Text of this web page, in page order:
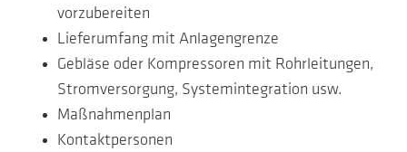
vorzubereiten
Lieferumfang mit Anlagengrenze
Gebläse oder Kompressoren mit Rohrleitungen,
Stromversorgung, Systemintegration usw.
Maßnahmenplan
Kontaktpersonen